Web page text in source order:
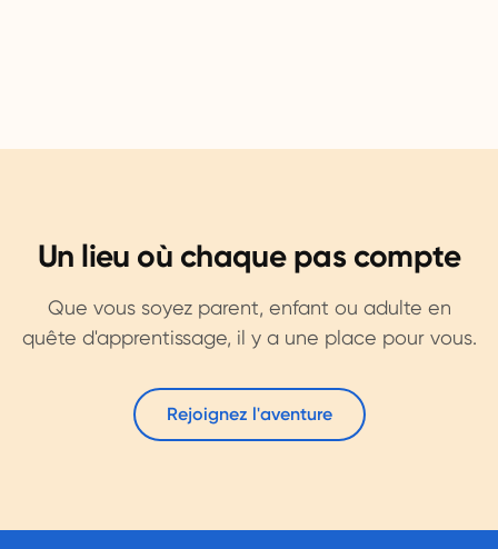
Un lieu où chaque pas compte
Que vous soyez parent, enfant ou adulte en
quête d'apprentissage, il y a une place pour vous.
Rejoignez l'aventure